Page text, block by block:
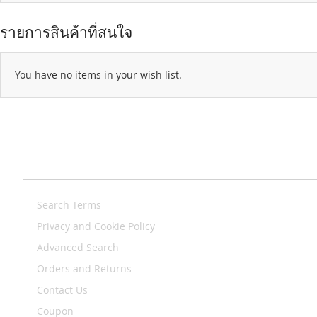
รายการสินค้าที่สนใจ
You have no items in your wish list.
Search Terms
Privacy and Cookie Policy
Advanced Search
Orders and Returns
Contact Us
Coupon